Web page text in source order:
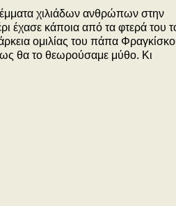
χιλιάδων ανθρώπων στην
έχασε κάποια από τα φτερά του
ομιλίας του πάπα
θα το θεωρούσαμε μύθο. Κι